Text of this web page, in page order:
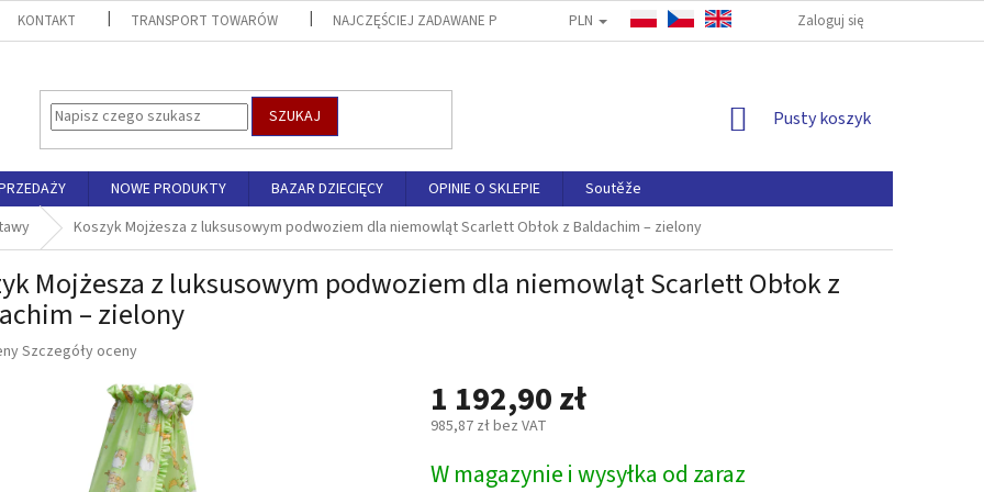
KONTAKT TRANSPORT TOWARÓW NAJCZĘŚCIEJ ZADAWANE PYTANIA ODSTĄPIENIA OD UMOWY NAPISZ DO NAS
PLN Zaloguj się
SZUKAJ KOSZYK
Pusty koszyk
NOWE PRODUKTY BAZAR DZIECIĘCY OPINIE O SKLEPIE
Soutěže
Koszyk Mojżesza z luksusowym podwoziem dla niemowląt Scarlett Obłok z Baldachim – zielony
Mojżesza z luksusowym podwoziem dla niemowląt Scarlett Obłok z
– zielony
Szczegóły oceny
1 192,90 zł
985,87 zł bez VAT
jednostkowa:
W magazynie i wysyłka od zaraz